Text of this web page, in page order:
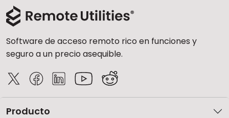
Software de acceso remoto rico en funciones y
seguro a un precio asequible.
Producto